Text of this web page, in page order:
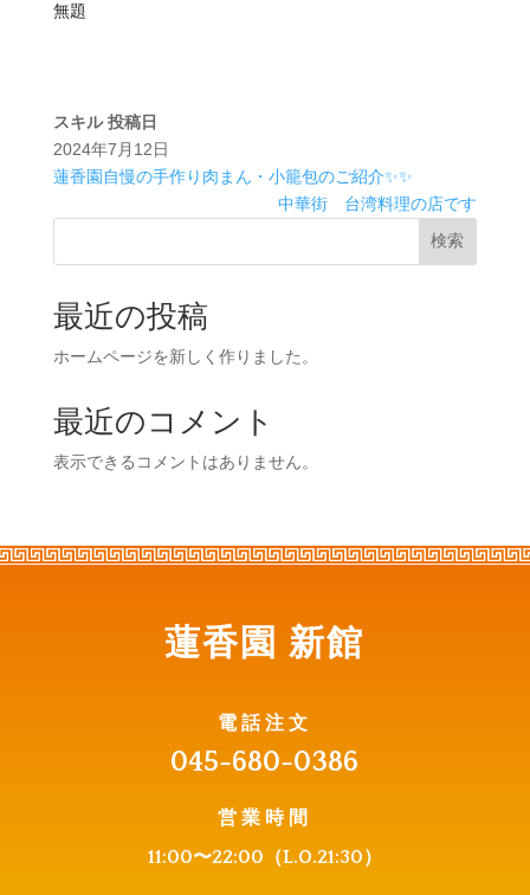
無題
スキル 投稿日
2024年7月12日
蓮香園自慢の手作り肉まん・小籠包のご紹介✨✨
中華街 台湾料理の店です
検索
最近の投稿
ホームページを新しく作りました。
最近のコメント
表示できるコメントはありません。
蓮香園 新館
電話注文
045-680-0386
営業時間
11:00〜22:00（L.O.21:30）